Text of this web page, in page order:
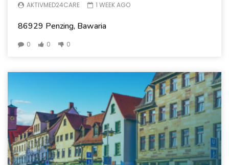
AKTIVMED24CARE 1 WEEK AGO
86929 Penzing, Bawaria
0 0 0